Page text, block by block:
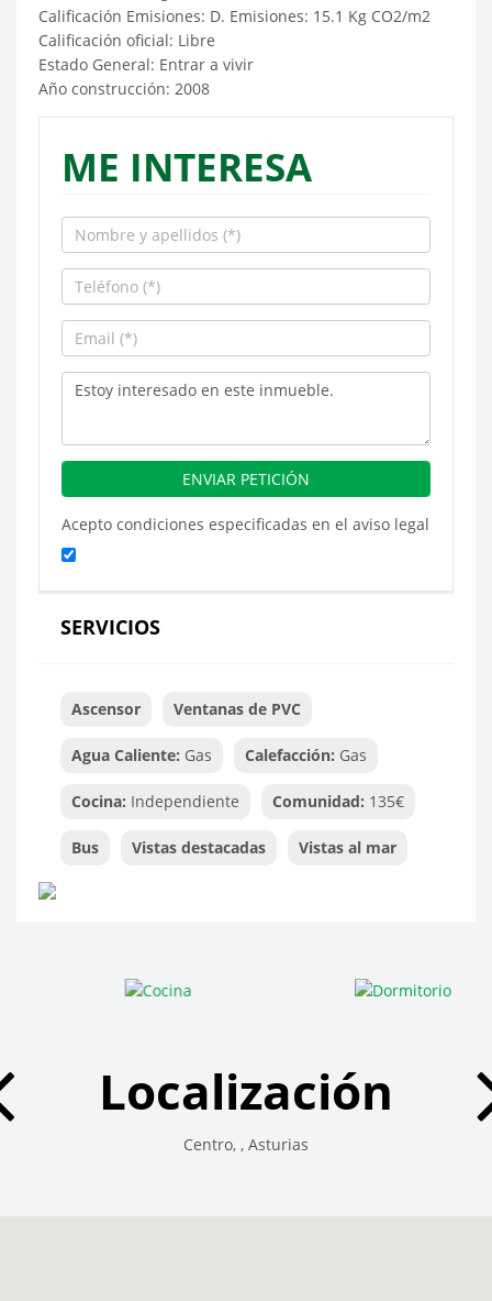
Calificación Emisiones: D. Emisiones: 15.1 Kg CO2/m2
Calificación oficial: Libre
Estado General: Entrar a vivir
Año construcción: 2008
ME INTERESA
Acepto condiciones especificadas en el aviso legal
SERVICIOS
Ascensor Ventanas de PVC
Agua Caliente: Gas Calefacción: Gas
Cocina: Independiente Comunidad: 135€
Bus Vistas destacadas Vistas al mar
Localización
Centro, , Asturias